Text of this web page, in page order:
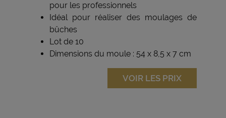
pour les professionnels
Idéal pour réaliser des moulages de
bûches
Lot de 10
Dimensions du moule : 54 x 8,5 x 7 cm
VOIR LES PRIX